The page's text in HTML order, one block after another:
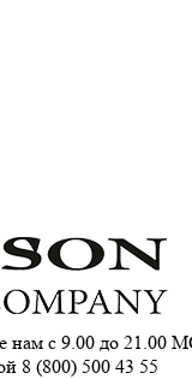
нам с 9.00 до
8 (800) 500 43 55